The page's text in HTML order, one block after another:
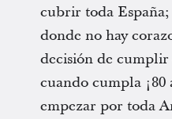
cubrir toda
donde no hay
decisión de cumplir
cuando cumpla ¡80
empezar por toda